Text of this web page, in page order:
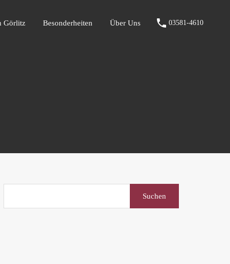
Görlitz Besonderheiten Über Uns 03581-4610
Görlitz Besonderheiten Über Uns 03581-4610
nach: